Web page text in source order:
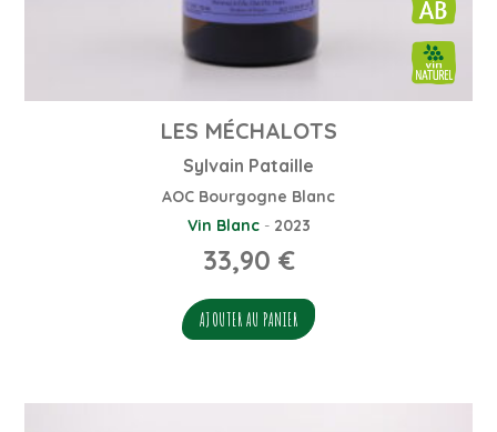
LES MÉCHALOTS
Sylvain Pataille
AOC Bourgogne Blanc
Vin Blanc- 2023
33,90 €
AJOUTER AU PANIER